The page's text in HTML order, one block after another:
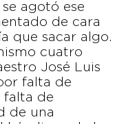
agotó ese
de cara
que sacar algo.
cuatro
José Luis
falta de
falta de
de una